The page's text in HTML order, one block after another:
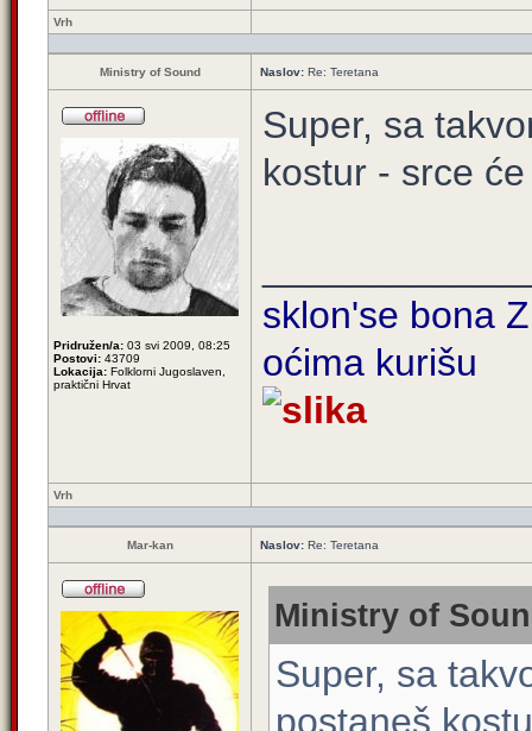
Vrh
Ministry of Sound Naslov: Re: Teretana
Pridružen/a: 03 svi 2009, 08:25
Postovi: 43709
Lokacija: Folklorni Jugoslaven,
praktični Hrvat
Super, sa
kostur - srce
sklon'se bona
oćima kurišu
Vrh
Mar-kan Naslov: Re: Teretana
Ministry of
Super, sa
postaneš